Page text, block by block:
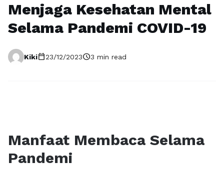
Menjaga Kesehatan Mental
Selama Pandemi COVID-19
Kikicalendar_today23/12/2023schedule3 min read
Manfaat Membaca Selama
Pandemi